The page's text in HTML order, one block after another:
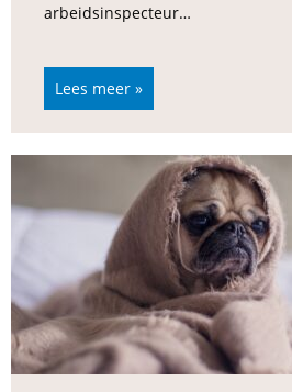
arbeidsinspecteur…
Lees meer »